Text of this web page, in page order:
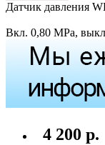
Датчик давления
Вкл. 0,80 MPa,
4 200 р.